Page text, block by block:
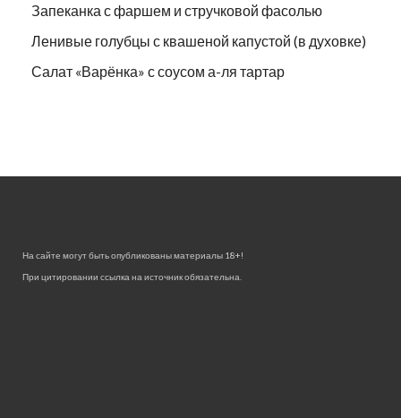
Запеканка с фаршем и стручковой фасолью
Ленивые голубцы с квашеной капустой (в духовке)
Салат «Варёнка» с соусом а-ля тартар
На сайте могут быть опубликованы материалы 18+!
При цитировании ссылка на источник обязательна.